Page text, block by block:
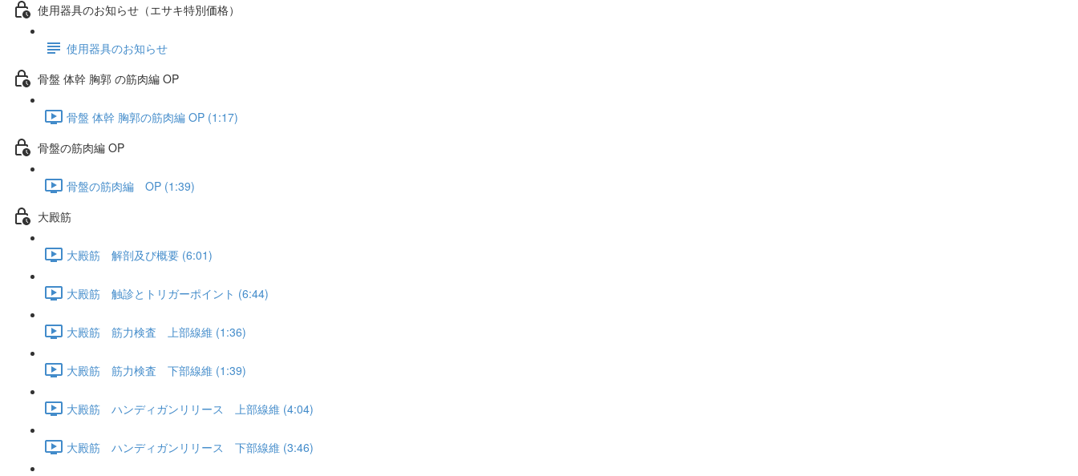
使用器具のお知らせ（エサキ特別価格）
使用器具のお知らせ
骨盤 体幹 胸郭 の筋肉編 OP
骨盤 体幹 胸郭の筋肉編 OP (1:17)
骨盤の筋肉編 OP
骨盤の筋肉編 OP (1:39)
大殿筋
大殿筋 解剖及び概要 (6:01)
大殿筋 触診とトリガーポイント (6:44)
大殿筋 筋力検査 上部線維 (1:36)
大殿筋 筋力検査 下部線維 (1:39)
大殿筋 ハンディガンリリース 上部線維 (4:04)
大殿筋 ハンディガンリリース 下部線維 (3:46)